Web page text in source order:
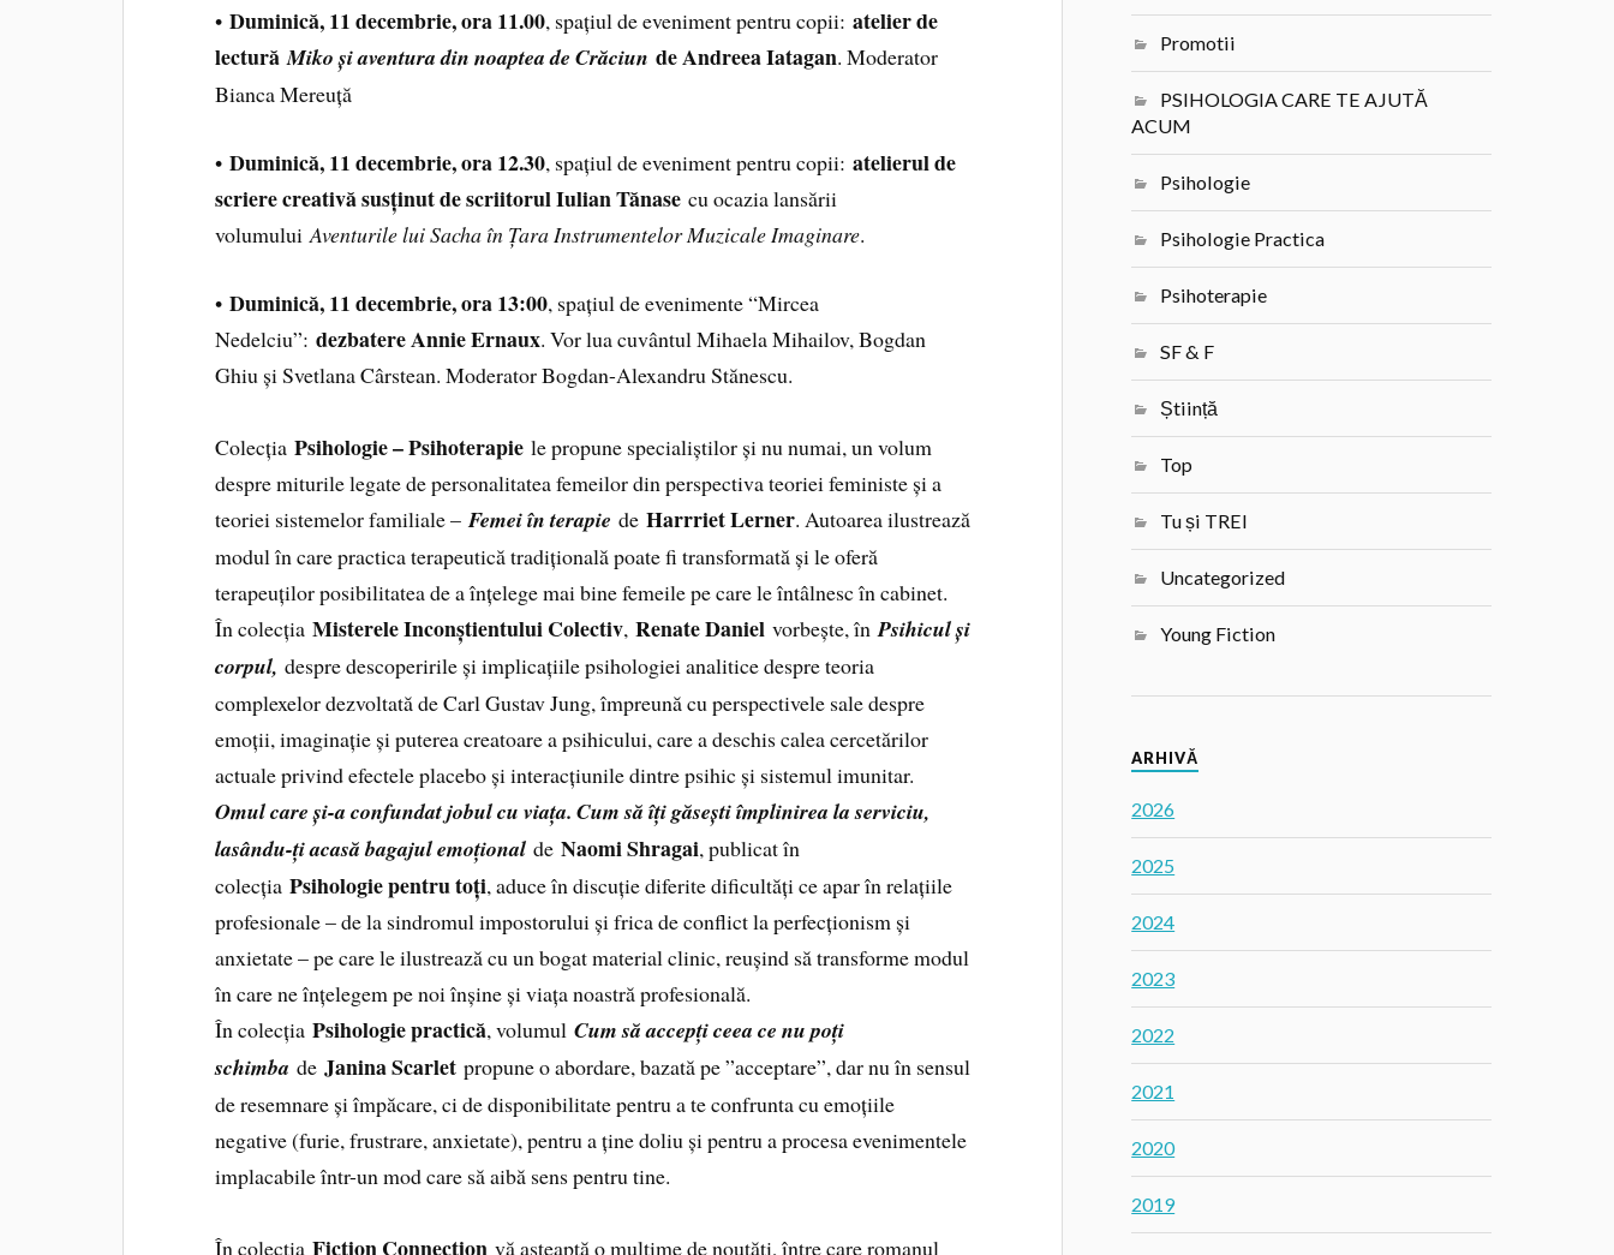
•Duminică, 11 decembrie, ora 11.00, spațiul de eveniment pentru copii:atelier de
lecturăMiko și aventura din noaptea de Crăciun de Andreea Iatagan. Moderator
Bianca Mereuță
•Duminică, 11 decembrie, ora 12.30, spațiul de eveniment pentru copii:atelierul de
scriere creativă susținut de scriitorul Iulian Tănase cu ocazia lansării
volumuluiAventurile lui Sacha în Țara Instrumentelor Muzicale Imaginare.
•Duminică, 11 decembrie, ora 13:00, spațiul de evenimente “Mircea
Nedelciu”:dezbatere Annie Ernaux. Vor lua cuvântul Mihaela Mihailov, Bogdan
Ghiu și Svetlana Cârstean. Moderator Bogdan-Alexandru Stănescu.
ColecțiaPsihologie – Psihoterapie le propune specialiștilor și nu numai, un volum
despre miturile legate de personalitatea femeilor din perspectiva teoriei feministe și a
teoriei sistemelor familiale –Femei în terapie deHarrriet Lerner. Autoarea ilustrează
modul în care practica terapeutică tradițională poate fi transformată și le oferă
terapeuților posibilitatea de a înțelege mai bine femeile pe care le întâlnesc în cabinet.
În colecțiaMisterele Inconștientului Colectiv,Renate Daniel vorbește, înPsihicul și
corpul, despre descoperirile și implicațiile psihologiei analitice despre teoria
complexelor dezvoltată de Carl Gustav Jung, împreună cu perspectivele sale despre
emoții, imaginație și puterea creatoare a psihicului, care a deschis calea cercetărilor
actuale privind efectele placebo și interacțiunile dintre psihic și sistemul imunitar.
Omul care și-a confundat jobul cu viața. Cum să îți găsești împlinirea la serviciu,
lasându-ți acasă bagajul emoțional deNaomi Shragai, publicat în
colecțiaPsihologie pentru toți, aduce în discuție diferite dificultăți ce apar în relațiile
profesionale – de la sindromul impostorului și frica de conflict la perfecționism și
anxietate – pe care le ilustrează cu un bogat material clinic, reușind să transforme modul
în care ne înțelegem pe noi înșine și viața noastră profesională.
În colecțiaPsihologie practică, volumulCum să accepți ceea ce nu poți
schimba deJanina Scarlet propune o abordare, bazată pe ”acceptare”, dar nu în sensul
de resemnare și împăcare, ci de disponibilitate pentru a te confrunta cu emoțiile
negative (furie, frustrare, anxietate), pentru a ține doliu și pentru a procesa evenimentele
implacabile într-un mod care să aibă sens pentru tine.
În colecțiaFiction Connection vă așteaptă o mulțime de noutăți, între care romanul
Promotii
PSIHOLOGIA CARE TE AJUTĂ
ACUM
Psihologie
Psihologie Practica
Psihoterapie
SF & F
Știință
Top
Tu și TREI
Uncategorized
Young Fiction
ARHIVĂ
2026
2025
2024
2023
2022
2021
2020
2019